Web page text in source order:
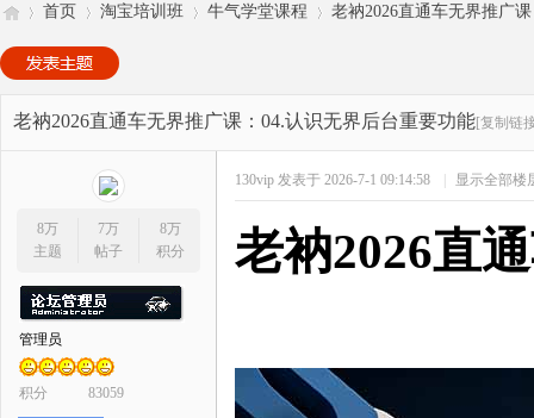
开»
首页
›
淘宝培训班
›
牛气学堂课程
›
老衲2026直通车无界推广
老衲2026直通车无界推广课：04.认识无界后台重要功能[复制链
8万
主题
7万
帖子
8万
积分
管理员
积分 83059
130vip 发表于 2026-7-1 09:14:58 | 显示全部楼
老衲2026直